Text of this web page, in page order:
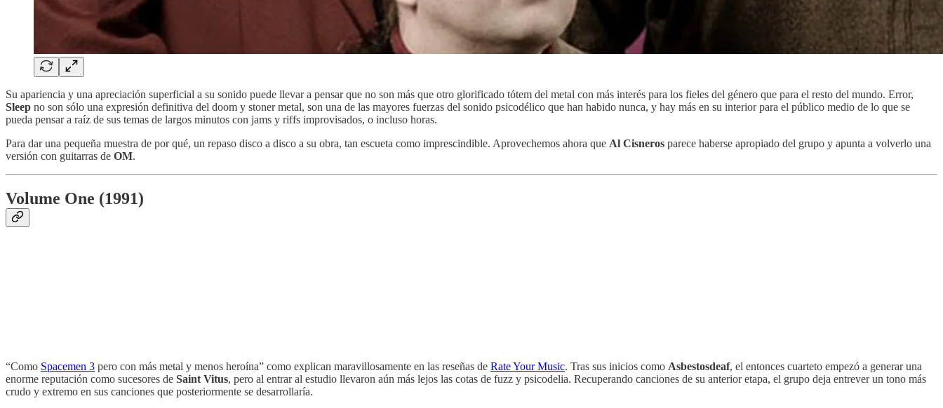
Su apariencia y una apreciación superficial a su sonido puede llevar a pensar que no son más que otro glorificado tótem del metal con más interés para los fieles del género que para el resto del mundo. Error,
Sleep no son sólo una expresión definitiva del doom y stoner metal, son una de las mayores fuerzas del sonido psicodélico que han habido nunca, y hay más en su interior para el público medio de lo que se
pueda pensar a raíz de sus temas de largos minutos con jams y riffs improvisados, o incluso horas.
Para dar una pequeña muestra de por qué, un repaso disco a disco a su obra, tan escueta como imprescindible. Aprovechemos ahora que Al Cisneros parece haberse apropiado del grupo y apunta a volverlo una
versión con guitarras de OM.
Volume One (1991)
“Como Spacemen 3 pero con más metal y menos heroína” como explican maravillosamente en las reseñas de Rate Your Music. Tras sus inicios como Asbestosdeaf, el entonces cuarteto empezó a generar una
enorme reputación como sucesores de Saint Vitus, pero al entrar al estudio llevaron aún más lejos las cotas de fuzz y psicodelia. Recuperando canciones de su anterior etapa, el grupo deja entrever un tono más
crudo y extremo en sus canciones que posteriormente se desarrollaría.